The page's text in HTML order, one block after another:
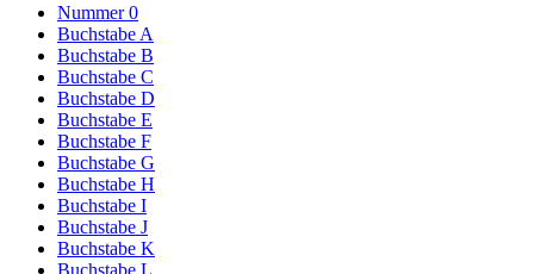
Nummer 0
Buchstabe A
Buchstabe B
Buchstabe C
Buchstabe D
Buchstabe E
Buchstabe F
Buchstabe G
Buchstabe H
Buchstabe I
Buchstabe J
Buchstabe K
Buchstabe L